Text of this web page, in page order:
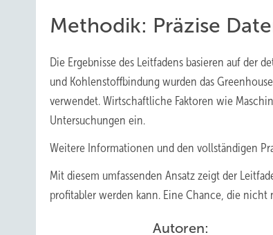
Methodik: Präzise
Die Ergebnisse des Leitfadens basieren auf der
und Kohlenstoffbindung wurden das
verwendet. Wirtschaftliche Faktoren wie
Untersuchungen ein.
Weitere Informationen und den vollständigen
Mit diesem umfassenden Ansatz zeigt der
profitabler werden kann. Eine Chance, die
Autoren: